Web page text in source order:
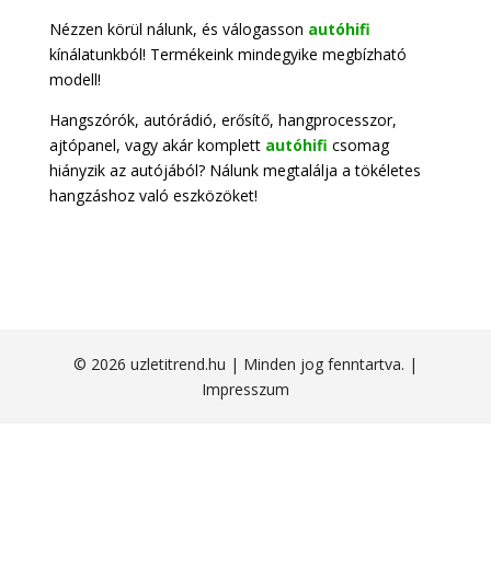
Nézzen körül nálunk, és válogasson autóhifi
kínálatunkból! Termékeink mindegyike megbízható
modell!
Hangszórók, autórádió, erősítő, hangprocesszor,
ajtópanel, vagy akár komplett autóhifi csomag
hiányzik az autójából? Nálunk megtalálja a tökéletes
hangzáshoz való eszközöket!
© 2026 uzletitrend.hu | Minden jog fenntartva. |
Impresszum